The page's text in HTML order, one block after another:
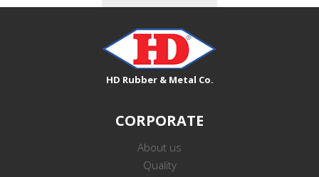
HD Rubber & Metal Co.
CORPORATE
About us
Quality